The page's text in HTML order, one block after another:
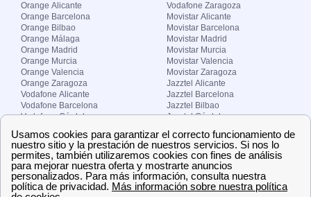
Orange Alicante
Orange Barcelona
Orange Bilbao
Orange Málaga
Orange Madrid
Orange Murcia
Orange Valencia
Orange Zaragoza
Vodafone Alicante
Vodafone Barcelona
Vodafone Córdoba
Vodafone Madrid
Vodafone Murcia
Vodafone Valencia
Vodafone Zaragoza
Movistar Alicante
Movistar Barcelona
Movistar Madrid
Movistar Murcia
Movistar Valencia
Movistar Zaragoza
Jazztel Alicante
Jazztel Barcelona
Jazztel Bilbao
Jazztel Córdoba
Jazztel Málaga
Jazztel Valencia
Jazztel Zaragoza
Sobre Zona-internet.com